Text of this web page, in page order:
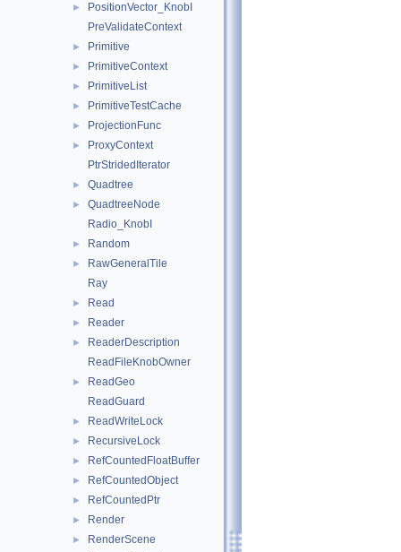
►
PositionVector_KnobI
PreValidateContext
► Primitive
► PrimitiveContext
► PrimitiveList
► PrimitiveTestCache
► ProjectionFunc
►
ProxyContext
PtrStridedIterator
► Quadtree
►
QuadtreeNode
Radio_KnobI
► Random
►
RawGeneralTile
Ray
► Read
► Reader
►
ReaderDescription
ReadFileKnobOwner
►
ReadGeo
ReadGuard
► ReadWriteLock
► RecursiveLock
► RefCountedFloatBuffer
► RefCountedObject
► RefCountedPtr
► Render
► RenderScene